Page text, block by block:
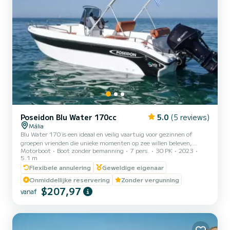
Poseidon Blu Water 170cc 5.0 (5 reviews)
Mália
Blu Water 170 is een ideaal en veilig vaartuig voor gezinnen of
groepen vrienden die unieke momenten op zee willen beleven,
zonder de noodzaak van een vergunning. Met zijn stabiele
rompontwerp en hoge boord zorgt het voor gemoedsrust en
veiligheid terwijl u over het water navigeert. Met een lengte van
5,10 meter biedt het ruime en comfortabele interieur, compleet
met luxe kussens, een gezellig toevluchtsoord voor maximaal 7
personen. Geniet van je favoriete deuntjes met het audiosysteem
Motorboot Boot zonder bemanning 7 pers. 30 PK
2023
5.1 m
Flexibele annulering
Geweldige eigenaar
Onmiddellijke reservering
Zonder vergunning
vanaf $207,97